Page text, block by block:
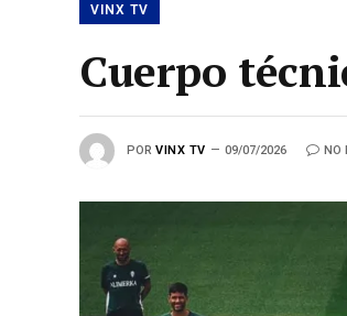
VINX TV
Cuerpo
POR VINX TV 09/07/2026 NO